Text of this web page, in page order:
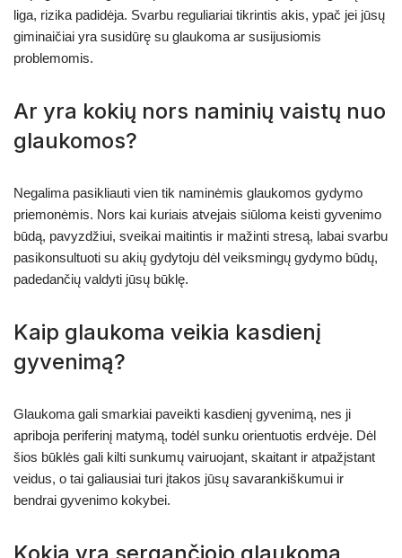
liga, rizika padidėja. Svarbu reguliariai tikrintis akis, ypač jei jūsų
giminaičiai yra susidūrę su glaukoma ar susijusiomis
problemomis.
Ar yra kokių nors naminių vaistų nuo
glaukomos?
Negalima pasikliauti vien tik naminėmis glaukomos gydymo
priemonėmis. Nors kai kuriais atvejais siūloma keisti gyvenimo
būdą, pavyzdžiui, sveikai maitintis ir mažinti stresą, labai svarbu
pasikonsultuoti su akių gydytoju dėl veiksmingų gydymo būdų,
padedančių valdyti jūsų būklę.
Kaip glaukoma veikia kasdienį
gyvenimą?
Glaukoma gali smarkiai paveikti kasdienį gyvenimą, nes ji
apriboja periferinį matymą, todėl sunku orientuotis erdvėje. Dėl
šios būklės gali kilti sunkumų vairuojant, skaitant ir atpažįstant
veidus, o tai galiausiai turi įtakos jūsų savarankiškumui ir
bendrai gyvenimo kokybei.
Kokia yra sergančiojo glaukoma